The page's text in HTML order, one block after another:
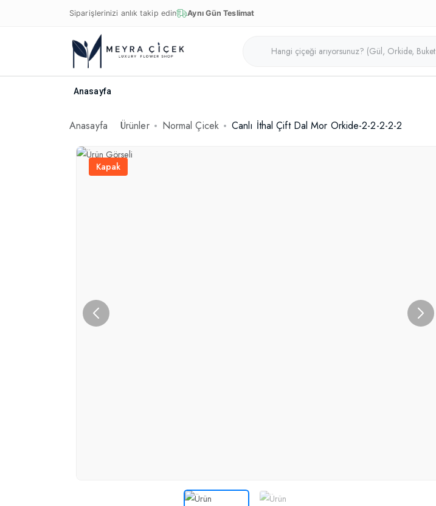
Siparişlerinizi anlık takip edin Aynı Gün Teslimat
Anasayfa
Anasayfa Ürünler Normal Çicek Canlı İthal Çift Dal Mor Orkide-2-2-2-2-2
Kapak